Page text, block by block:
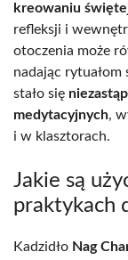
kreowaniu
refleksji i
otoczenia może
nadając rytuałom
stało się
medytacyjnych,
i w klasztorach.
Jakie są
praktykach
Kadzidło Nag